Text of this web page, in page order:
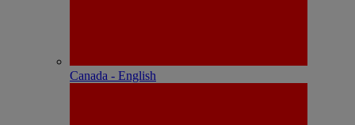
Canada - English